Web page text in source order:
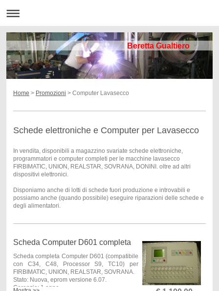
Beretta Gualtiero
Home > Promozioni > Computer Lavasecco
Schede elettroniche e Computer per Lavasecco
In vendita, disponibili a magazzino svariate schede elettroniche,
programmatori e computer completi per le macchine lavasecco
FIRBIMATIC, UNION, REALSTAR, SOVRANA, DONINI. oltre ad altri
dispositivi elettronici.
Disponiamo anche di lotti di schede fuori produzione e introvabili e
possiamo anche (quando possibile) eseguire riparazioni delle schede e
degli alimentatori.
Scheda Computer D601 completa
Scheda completa Computer D601 (compatibile
con C34, C48, Processor S9, TC10) per
FIRBIMATIC, UNION, REALSTAR, SOVRANA.
Stato: Nuova, eprom versione 6.07.
Garanzia: 1 anno